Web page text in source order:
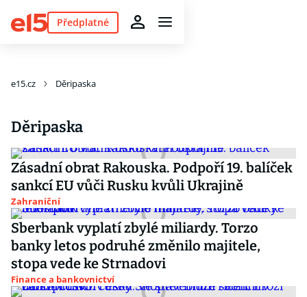
Předplatné
e15.cz Děripaska
Děripaska
Zásadní obrat Rakouska. Podpoří 19. balíček
sankcí EU vůči Rusku kvůli Ukrajině
Zahraniční
Sberbank vyplatí zbylé miliardy. Torzo
banky letos podruhé změnilo majitele,
stopa vede ke Strnadovi
Finance a bankovnictví